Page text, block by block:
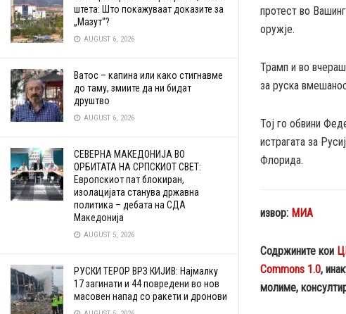
штета: Што покажуваат доказите за
„Мазут“?
AUGUST 6, 2026
Ватос – капина или како стигнавме
до таму, змиите да ни бидат
друштво
AUGUST 6, 2026
СЕВЕРНА МАКЕДОНИЈА ВО
ОРБИТАТА НА СРПСКИОТ СВЕТ:
Европскиот пат блокиран,
изолацијата станува државна
политика – дебата на СДА
Македонија
AUGUST 5, 2026
РУСКИ ТЕРОР ВРЗ КИЈИВ: Најмалку
17 загинати и 44 повредени во нов
масовен напад со ракети и дронови
протест во
оружје.
Трамп и во
за руска
Тој го обвини
истрагата за
Флорида.
извор: МИА
Содржините кои
Commons 1.0,
молиме,